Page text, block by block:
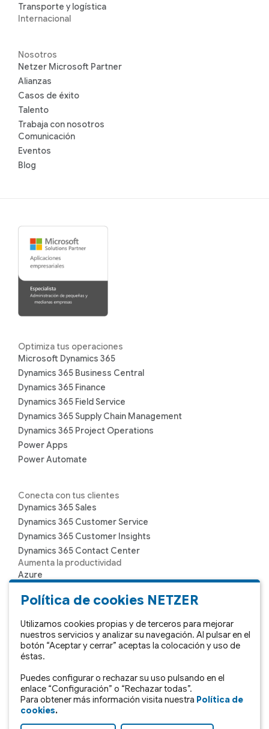
Transporte y logística
Internacional
Nosotros
Netzer Microsoft Partner
Alianzas
Casos de éxito
Talento
Trabaja con nosotros
Comunicación
Eventos
Blog
Optimiza tus operaciones
Microsoft Dynamics 365
Dynamics 365 Business Central
Dynamics 365 Finance
Dynamics 365 Field Service
Dynamics 365 Supply Chain Management
Dynamics 365 Project Operations
Power Apps
Power Automate
Conecta con tus clientes
Dynamics 365 Sales
Dynamics 365 Customer Service
Dynamics 365 Customer Insights
Dynamics 365 Contact Center
Aumenta la productividad
Azure
Microsoft Teams
Sharepoint
Toma de decisiones
Power BI
Soluciones propias
SII del IVA
Política de cookies NETZER
Utilizamos cookies propias y de terceros para mejorar
nuestros servicios y analizar su navegación. Al pulsar en el
botón “Aceptar y cerrar” aceptas la colocación y uso de
éstas.
Puedes configurar o rechazar su uso pulsando en el
enlace “Configuración” o “Rechazar todas”.
Para obtener más información visita nuestra Política de
cookies.